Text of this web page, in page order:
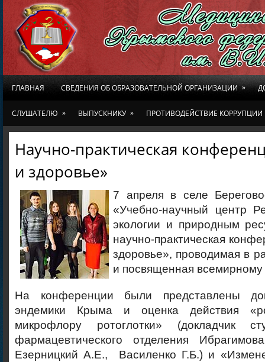
ГЛАВНАЯ СВЕДЕНИЯ ОБ ОБРАЗОВАТЕЛЬНОЙ ОРГАНИЗАЦИИ »
СЛУШАТЕЛЮ » ВЫПУСКНИКУ » ПРОТИВОДЕЙСТВИЕ КОРРУПЦИИ
Научно-практическая
и здоровье»
7 апреля в селе
«Учебно-научный центр
экологии и природным
научно-практическая
здоровье», проводимая в
и посвященная
На конференции были представлены
эндемики Крыма и оценка действия
микрофлору ротоглотки» (докладчик
фармацевтического отделения
Езерницкий А.Е., Василенко Г.Б.) и